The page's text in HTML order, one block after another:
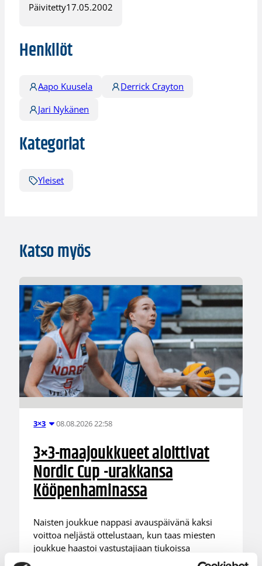
Päivitetty17.05.2002
Henkilöt
Aapo Kuusela
Derrick Crayton
Jari Nykänen
Kategoriat
Yleiset
Katso myös
3×3 08.08.2026 22:58
3×3-maajoukkueet aloittivat
Nordic Cup -urakkansa
Kööpenhaminassa
Naisten joukkue nappasi avauspäivänä kaksi
voittoa neljästä ottelustaan, kun taas miesten
joukkue haastoi vastustajiaan tiukoissa
kamppailuissa, mutta jäi tällä kertaa ilman